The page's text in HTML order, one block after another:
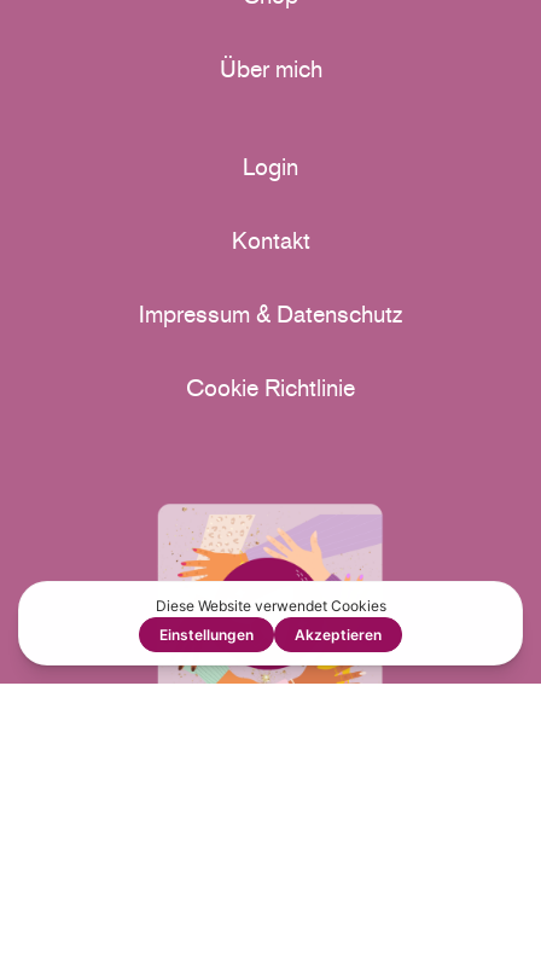
Über mich
Login
Kontakt
Impressum & Datenschutz
Cookie Richtlinie